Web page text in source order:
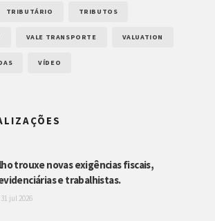
TRIBUTÁRIO TRIBUTOS
VALE TRANSPORTE VALUATION
VÍDEO
trouxe novas exigências fiscais,
e trabalhistas.
31 jul 2026